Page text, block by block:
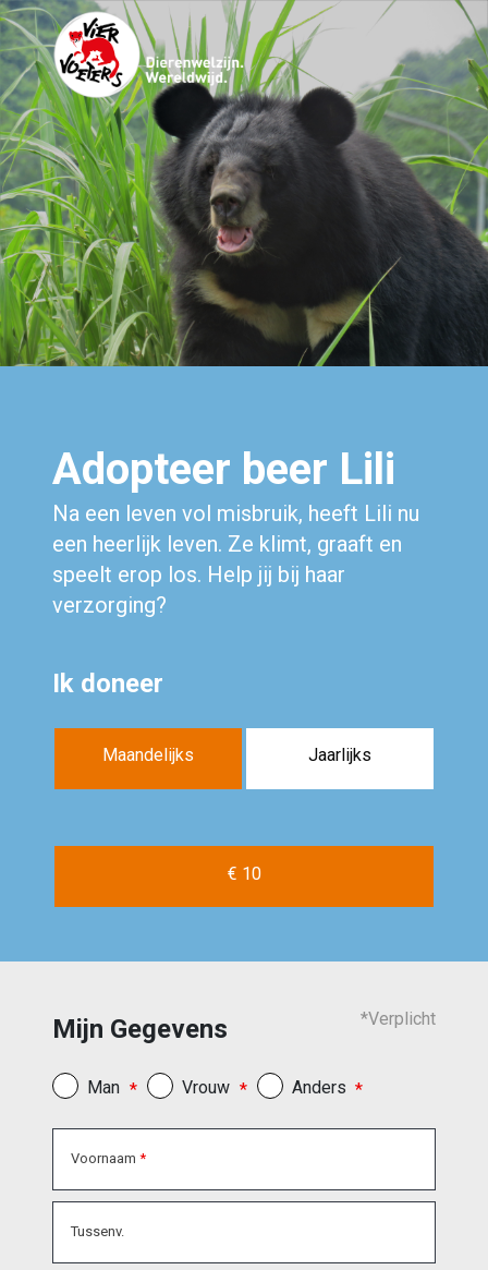
Adopteer beer Lili
Na een leven vol misbruik, heeft Lili nu
een heerlijk leven. Ze klimt, graaft en
speelt erop los. Help jij bij haar
verzorging?
Ik doneer
Maandelijks Jaarlijks
€ 10
Mijn Gegevens *Verplicht
Man Vrouw Anders
Voornaam
Tussenv.